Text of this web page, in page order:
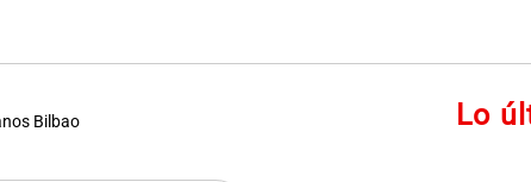
Bilbao Lo